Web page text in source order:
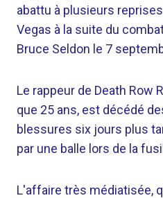
abattu à plusieurs
Vegas à la suite du
Bruce Seldon le 7
Le rappeur de Death Row
que 25 ans, est décédé
blessures six jours plus
par une balle lors de la
L'affaire très médiatisée,